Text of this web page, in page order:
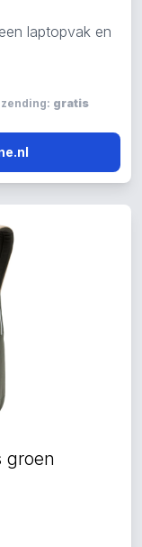
laptopvak en
gratis
groen